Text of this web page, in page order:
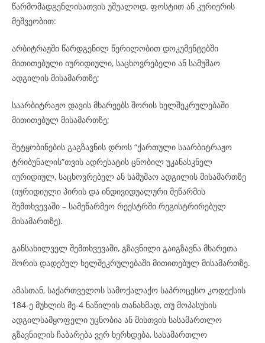
წარმომადგენლისათვის უშუალოდ, ფოსტით ან კურიერის
მეშვეობით:
არბიტრაჟში წარდგენილ წერილობით დოკუმენტებში
მითითებული იურიდიული, საცხოვრებელი ან სამუშაო
ადგილის მისამართზე;
საარბიტრაჟო დავის მხარეებს შორის ხელშეკრულებაში
მითითებულ მისამართზე;
შეტყობინების გაგზავნის დროს “ქართული საარბიტრაჟო
ტრიბუნალის”თვის ადრესატის ცნობილ უკანასკნელ
იურიდიულ, საცხოვრებელ ან სამუშაო ადგილის მისამართზე
(იურიდიული პირის და ინდივიდუალური მეწარმის
შემთხვევაში – სამეწარმეო რეესტრში რეგისტრირებულ
მისამართზე).
განსახილველ შემთხვევაში, გზავნილი გაიგზავნა მხარეთა
შორის დადებულ ხელშეკრულებაში მითითებულ მისამართზე.
ამასთან, საქართველოს სამოქალაქო საპროცესო კოდექსის
184-ე მუხლის მე-4 ნაწილის თანახმად, თუ მოპასუხის
ადგილსამყოფელი უცნობია ან მისთვის სასამართლო
გზავნილის ჩაბარება ვერ ხერხდება, სასამართლო